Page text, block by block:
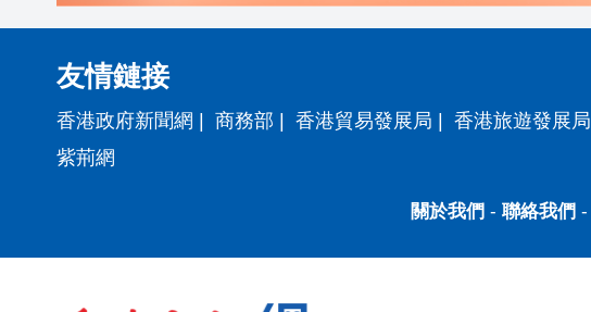
友情鏈接
香港政府新聞網 商務部 香港貿易發展局 香港旅遊發展局
紫荊網
關於我們 - 聯絡我們 -